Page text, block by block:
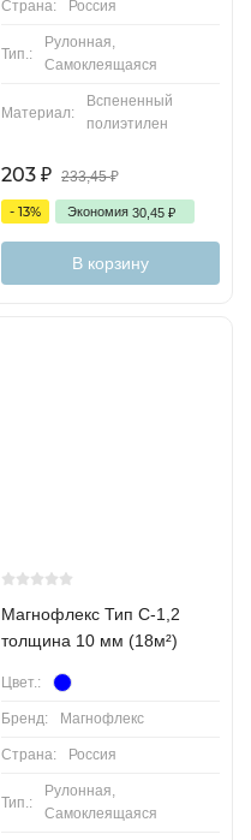
Страна: Россия
Тип.:
Рулонная,
Самоклеящаяся
Материал:
Вспененный
полиэтилен
203 ₽ 233,45₽
- 13% Экономия 30,45 ₽
В корзину
Магнофлекс Тип С-1,2
толщина 10 мм (18м²)
Цвет.:
Бренд: Магнофлекс
Страна: Россия
Тип.:
Рулонная,
Самоклеящаяся